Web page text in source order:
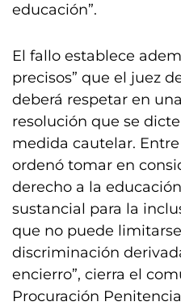
educación”.
El fallo establece
precisos” que el juez
deberá respetar en
resolución que se
medida cautelar.
ordenó tomar en
derecho a la
sustancial para la
que no puede
discriminación
encierro”, cierra el
Procuración